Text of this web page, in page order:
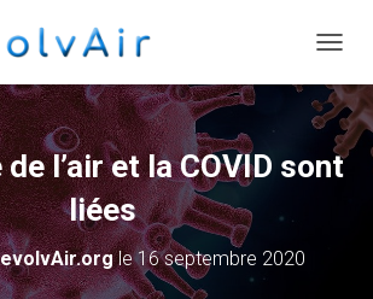
l’air et la COVID sont
liées
le16 septembre 2020